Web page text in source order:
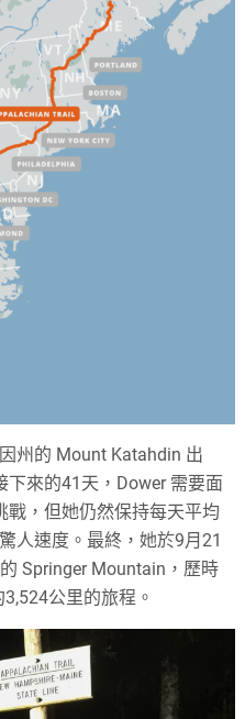
州的 Mount Katahdin 出
來的41天，Dower 需要面
戰，但她仍然保持每天平均
人速度。最終，她於9月21
Springer Mountain，歷時
公里的旅程。